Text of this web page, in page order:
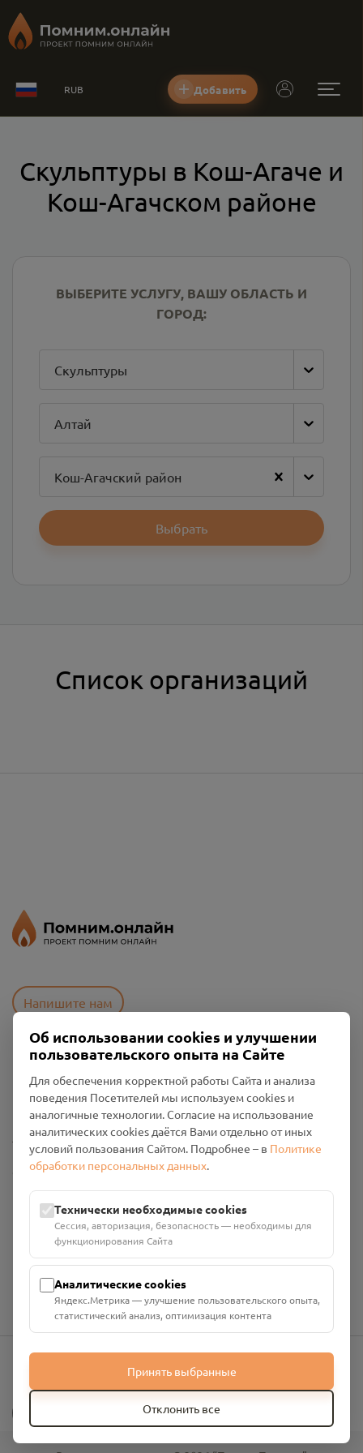
RUB Добавить
Скульптуры в Кош-Агаче и
Кош-Агачском районе
ВЫБЕРИТЕ УСЛУГУ, ВАШУ ОБЛАСТЬ И
ГОРОД:
Скульптуры
Алтай
Кош-Агачский район
Выбрать
Список организаций
Напишите нам
Политика конфиденциальности
Промо-материалы
Настройки cookies
Общество с ограниченной ответственностью «Смоленский
Проект Помним»
ИНН: 6700029207 ОГРН: 1256700001986
Юридический адрес: 216790, Смоленская область, р-н
Руднянский, г. Рудня, улица Западная, д. 26А, пом. 18
Номер счёта: 40702810901130004287 в АО "АЛЬФА-БАНК"
info@pomnim.online
Об использовании cookies и улучшении
пользовательского опыта на Сайте
Для обеспечения корректной работы Сайта и анализа
поведения Посетителей мы используем cookies и
аналогичные технологии. Согласие на использование
аналитических cookies даётся Вами отдельно от иных
условий пользования Сайтом. Подробнее – в Политике
обработки персональных данных.
Технически необходимые cookies
Сессия, авторизация, безопасность — необходимы для
функционирования Сайта
Аналитические cookies
Яндекс.Метрика — улучшение пользовательского опыта,
статистический анализ, оптимизация контента
Принять выбранные
Отклонить все